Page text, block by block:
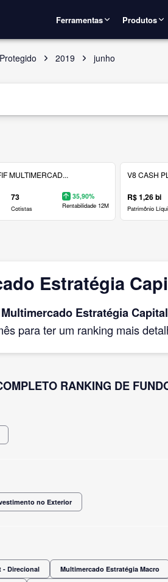
Ferramentas Produtos
2019 junho
MULTIMERCAD...
73
Cotistas
35,90%
Rentabilidade 12M
V8 CASH
R$ 1,26 bi
Patrimônio
Estratégia
Multimercado Estratégia
para ter um ranking mais
RANKING DE
no Exterior
- Direcional Multimercado Estratégia Macro